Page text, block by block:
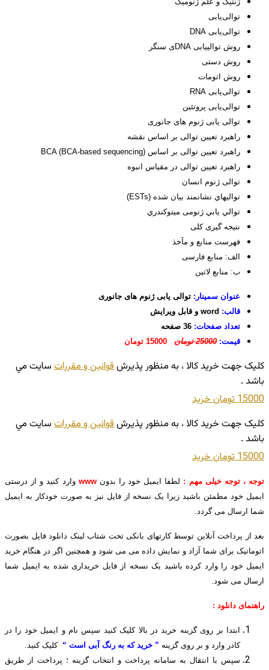
توالی‌یابی
توالی‌یابی DNA
روش توالی­یابی DNAی سنگر
روش دستی
روش اتومات
توالی‌یابی RNA
توالی‌یابی پروتئین
توالی یابی ژنوم­ های جانوری
راهبرد تعیین توالی بر اساس نقشه
راهبرد تعیین توالی بر اساس BCA (BCA-based sequencing)
راهبرد تعیین توالی در مقیاس انبوه
توالی ژنوم انسان
توالي­هاي نشانمند بيان شده (ESTs)
توالي­ يابي ژنومی ميتوكندري
نتیجه ­گیری کلی
فهرست منابع و مآخذ
الف: منابع فارسی
ب: منابع لاتین
عنوان سمینار: توالی یابی ژنوم های جانوری
قالب:
تعداد صفحات:
قیمت: 25000 تومان
کليک جهت خريد کالا ، به منظور پذيرشقوانين و مقررات سايت مي
باشد .
15000 تومان
خريد
کليک جهت خريد کالا ، به منظور پذيرشقوانين و مقررات سايت مي
باشد .
15000 تومان
خريد
توجه ، توجه خیلی مهم : لطفا ایمیل خود را بدون www وارد کنید و از درستی
ایمیل خود مطمئن باشید زیرا یک نسخه از فایل نیز به صورت خودکار به ایمیل
شما ارسال می گردد.
بعد از پرداخت آنلاین توسط کارتهای بانکی تحت شتاب لینک دانلود فایل بصورت
اتوماتیک برای شما آزاد و نمایش داده می می شود و همچنین اگر در هنگام خرید
ایمیل خود را وارد کرده باشید یک نسخه از فایل خریداری شده به ایمیل شما
ارسال می شود.
راهنمای دانلود :
ابتدا بر روی گزینه خرید در بالا کلیک کنید سپس نام و ایمیل خود را در
کادر وارد و بر روی گزینه ” خرید که به رنگ آبی است “ کلیک کنید.
سپس با انتقال به سامانه پرداخت و انتخاب گزینه ؛ پرداخت از طریق